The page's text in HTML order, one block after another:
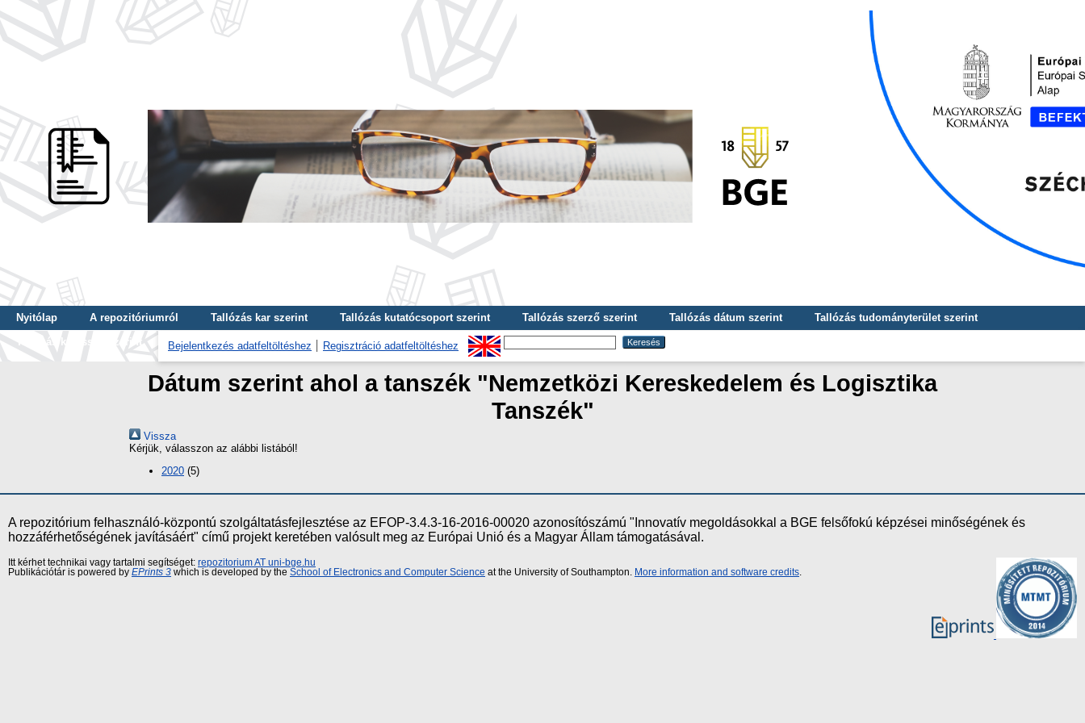
Nyitólap A repozitóriumról Tallózás kar szerint Tallózás kutatócsoport szerint Tallózás szerző szerint Tallózás dátum szerint
Tallózás tudományterület szerint
Tallózás kulcsszó szerint
Bejelentkezés adatfeltöltéshez Regisztráció adatfeltöltéshez
Dátum szerint ahol a tanszék "Nemzetközi Kereskedelem és Logisztika
Tanszék"
Vissza
Kérjük, válasszon az alábbi listából!
2020 (5)
A repozitórium felhasználó-központú szolgáltatásfejlesztése az EFOP-3.4.3-16-2016-00020 azonosítószámú "Innovatív megoldásokkal a BGE felsőfokú képzései minőségének és
hozzáférhetőségének javításáért" című projekt keretében valósult meg az Európai Unió és a Magyar Állam támogatásával.
Itt kérhet technikai vagy tartalmi segítséget: repozitorium AT uni-bge.hu
Publikációtár is powered by EPrints 3 which is developed by the School of Electronics and Computer Science at the University of Southampton. More information and software credits